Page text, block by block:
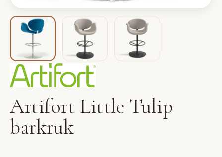
Artifort Little Tulip
barkruk